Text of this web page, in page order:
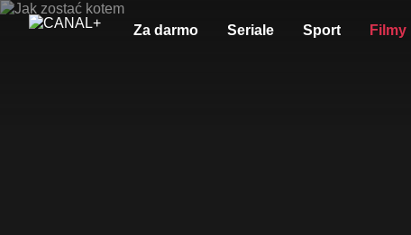
Za darmo Seriale Sport Filmy